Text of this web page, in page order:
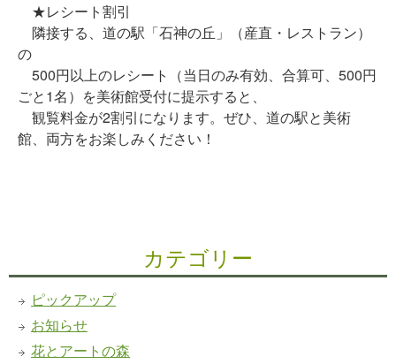
★レシート割引
隣接する、道の駅「石神の丘」（産直・レストラン）
の
500円以上のレシート（当日のみ有効、合算可、500円
ごと1名）を美術館受付に提示すると、
観覧料金が2割引になります。ぜひ、道の駅と美術
館、両方をお楽しみください！
カテゴリー
ピックアップ
お知らせ
花とアートの森